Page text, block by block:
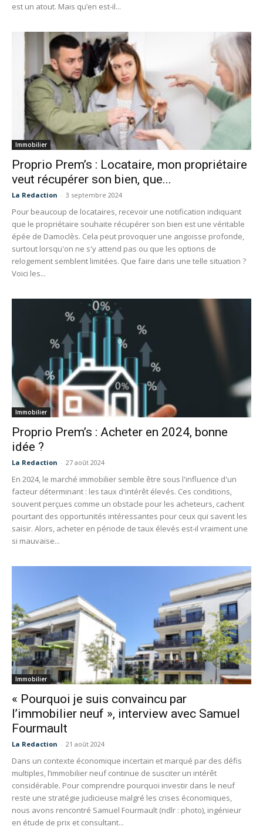
est un atout. Mais qu’en est-il...
Immobilier
Proprio Prem’s : Locataire, mon propriétaire
veut récupérer son bien, que...
La Redaction - 3 septembre 2024
Pour beaucoup de locataires, recevoir une notification indiquant
que le propriétaire souhaite récupérer son bien est une véritable
épée de Damoclès. Cela peut provoquer une angoisse profonde,
surtout lorsqu'on ne s'y attend pas ou que les options de
relogement semblent limitées. Que faire dans une telle situation ?
Voici les...
Immobilier
Proprio Prem’s : Acheter en 2024, bonne
idée ?
La Redaction - 27 août 2024
En 2024, le marché immobilier semble être sous l'influence d'un
facteur déterminant : les taux d'intérêt élevés. Ces conditions,
souvent perçues comme un obstacle pour les acheteurs, cachent
pourtant des opportunités intéressantes pour ceux qui savent les
saisir. Alors, acheter en période de taux élevés est-il vraiment une
si mauvaise...
Immobilier
« Pourquoi je suis convaincu par
l’immobilier neuf », interview avec Samuel
Fourmault
La Redaction - 21 août 2024
Dans un contexte économique incertain et marqué par des défis
multiples, l’immobilier neuf continue de susciter un intérêt
considérable. Pour comprendre pourquoi investir dans le neuf
reste une stratégie judicieuse malgré les crises économiques,
nous avons rencontré Samuel Fourmault (ndlr : photo), ingénieur
en étude de prix et consultant...